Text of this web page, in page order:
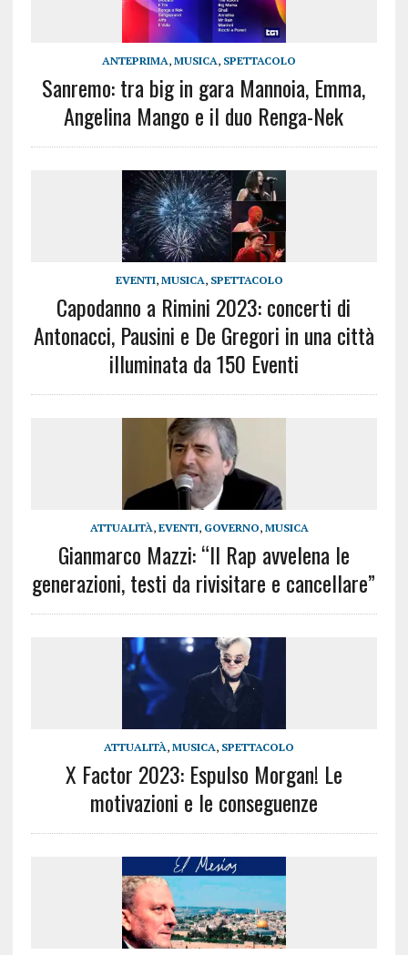
ANTEPRIMA,MUSICA, SPETTACOLO
Sanremo: tra big in gara Mannoia, Emma,
Angelina Mango e il duo Renga-Nek
EVENTI, MUSICA, SPETTACOLO
Capodanno a Rimini 2023: concerti di
Antonacci, Pausini e De Gregori in una città
illuminata da 150 Eventi
ATTUALITÀ, EVENTI, GOVERNO, MUSICA
Gianmarco Mazzi: “Il Rap avvelena le
generazioni, testi da rivisitare e cancellare”
ATTUALITÀ,MUSICA, SPETTACOLO
X Factor 2023: Espulso Morgan! Le
motivazioni e le conseguenze